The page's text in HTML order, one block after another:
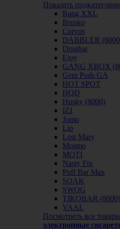
Показать
Bang XXL
Brusko
Corvus
DABBLER
Dragbar
Ejoy
GANG XBOX
Gem Pods GA
HOT SPOT
HQD
Husky (8000)
IZI
Jomo
Lio
Lost Mary
Mosmo
MOTI
Nasty Fix
Puff Bar Max
SOAK
SWOG
TIKOBAR (8000)
VAAL
Посмотреть все товары
электронные